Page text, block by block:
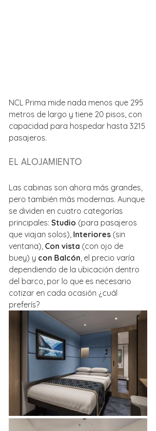
NCL Prima mide nada menos que 295
metros de largo y tiene 20 pisos, con
capacidad para hospedar hasta 3215
pasajeros.
EL ALOJAMIENTO
Las cabinas son ahora más grandes,
pero también más modernas. Aunque
se dividen en cuatro categorías
principales: Studio (para pasajeros
que viajan solos), Interiores (sin
ventana), Con vista (con ojo de
buey) y con Balcón , el precio varía
dependiendo de la ubicación dentro
del barco, por lo que es necesario
cotizar en cada ocasión ¿cuál
preferís?